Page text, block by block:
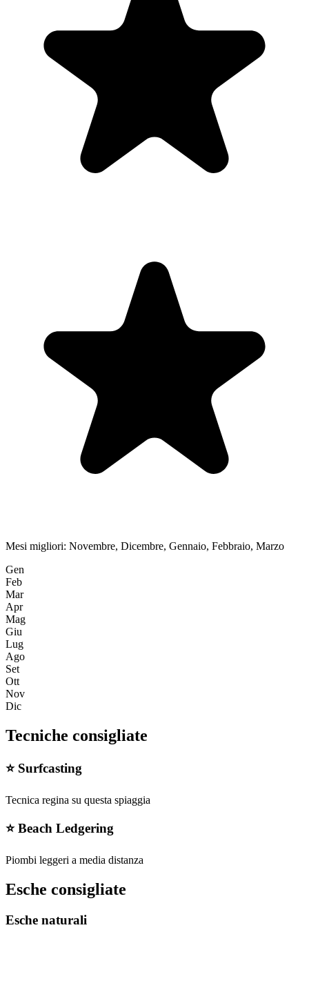
Mesi migliori: Novembre, Dicembre, Gennaio, Febbraio, Marzo
Gen
Feb
Mar
Apr
Mag
Giu
Lug
Ago
Set
Ott
Nov
Dic
Tecniche consigliate
⭐ Surfcasting
Tecnica regina su questa spiaggia
⭐Beach Ledgering
Piombi leggeri a media distanza
Esche consigliate
Esche naturali